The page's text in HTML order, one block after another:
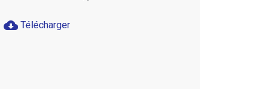
cloud_download Télécharger